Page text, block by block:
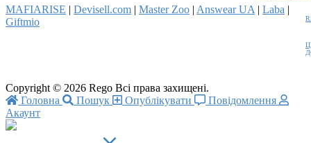
MAFIARISE | Devisell.com | Master Zoo | Answear UA | Laba |
Giftmio
Copyright © 2026 Rego Всі права захищені.
Головна
Пошук Опублікувати
Повідомлення
Акаунт